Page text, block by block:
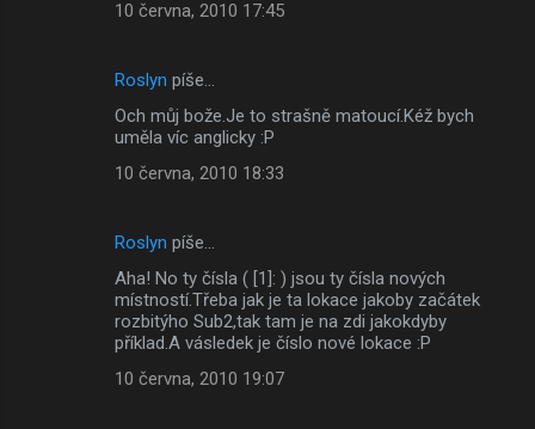
10 června, 2010 17:45
Roslyn píše…
Och můj bože.Je to strašně matoucí.Kéž bych
uměla víc anglicky :P
10 června, 2010 18:33
Roslyn píše…
Aha! No ty čísla ( [1]: ) jsou ty čísla nových
místností.Třeba jak je ta lokace jakoby začátek
rozbitýho Sub2,tak tam je na zdi jakokdyby
příklad.A vásledek je číslo nové lokace :P
10 června, 2010 19:07